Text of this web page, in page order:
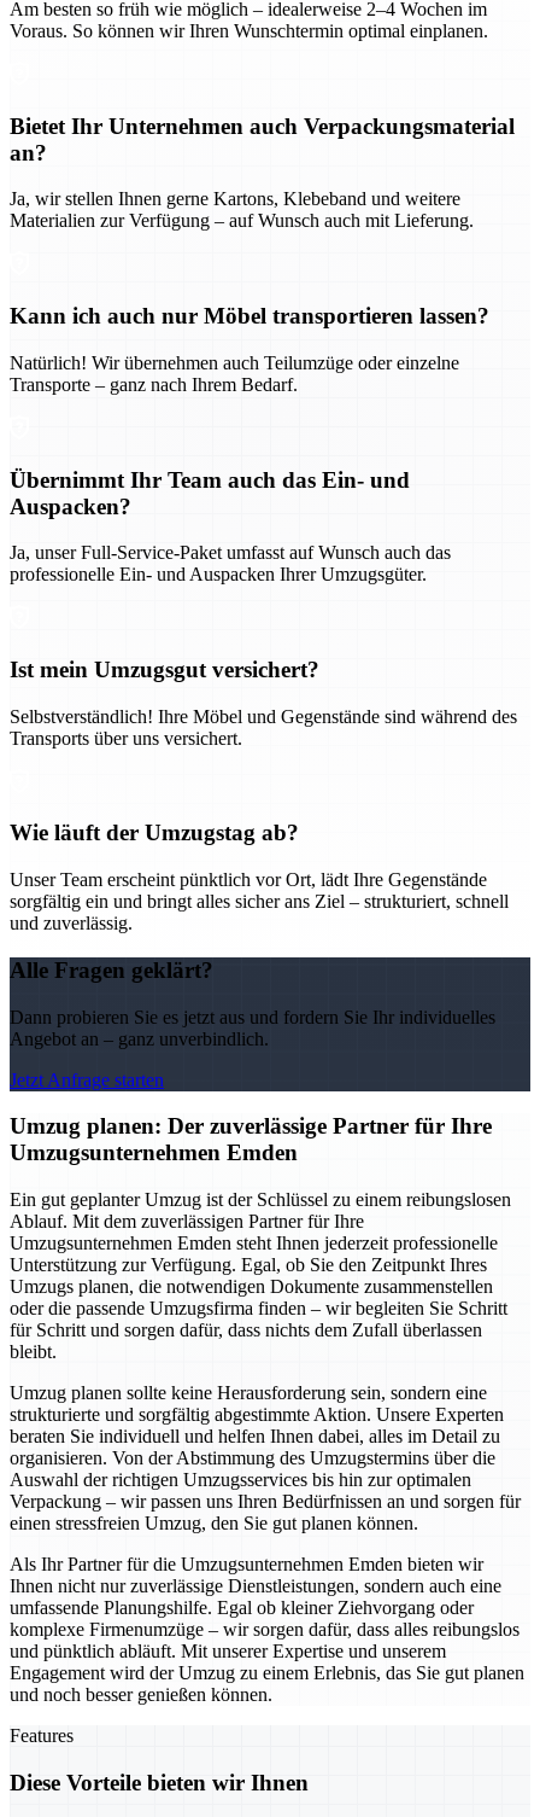
Am besten so früh wie möglich – idealerweise 2–4 Wochen im
Voraus. So können wir Ihren Wunschtermin optimal einplanen.
Bietet Ihr Unternehmen auch Verpackungsmaterial
an?
Ja, wir stellen Ihnen gerne Kartons, Klebeband und weitere
Materialien zur Verfügung – auf Wunsch auch mit Lieferung.
Kann ich auch nur Möbel transportieren lassen?
Natürlich! Wir übernehmen auch Teilumzüge oder einzelne
Transporte – ganz nach Ihrem Bedarf.
Übernimmt Ihr Team auch das Ein- und
Auspacken?
Ja, unser Full-Service-Paket umfasst auf Wunsch auch das
professionelle Ein- und Auspacken Ihrer Umzugsgüter.
Ist mein Umzugsgut versichert?
Selbstverständlich! Ihre Möbel und Gegenstände sind während des
Transports über uns versichert.
Wie läuft der Umzugstag ab?
Unser Team erscheint pünktlich vor Ort, lädt Ihre Gegenstände
sorgfältig ein und bringt alles sicher ans Ziel – strukturiert, schnell
und zuverlässig.
Alle Fragen geklärt?
Dann probieren Sie es jetzt aus und fordern Sie Ihr individuelles
Angebot an – ganz unverbindlich.
Jetzt Anfrage starten
Umzug planen: Der zuverlässige Partner für Ihre
Umzugsunternehmen Emden
Ein gut geplanter Umzug ist der Schlüssel zu einem reibungslosen
Ablauf. Mit dem zuverlässigen Partner für Ihre
Umzugsunternehmen Emden steht Ihnen jederzeit professionelle
Unterstützung zur Verfügung. Egal, ob Sie den Zeitpunkt Ihres
Umzugs planen, die notwendigen Dokumente zusammenstellen
oder die passende Umzugsfirma finden – wir begleiten Sie Schritt
für Schritt und sorgen dafür, dass nichts dem Zufall überlassen
bleibt.
Umzug planen sollte keine Herausforderung sein, sondern eine
strukturierte und sorgfältig abgestimmte Aktion. Unsere Experten
beraten Sie individuell und helfen Ihnen dabei, alles im Detail zu
organisieren. Von der Abstimmung des Umzugstermins über die
Auswahl der richtigen Umzugsservices bis hin zur optimalen
Verpackung – wir passen uns Ihren Bedürfnissen an und sorgen für
einen stressfreien Umzug, den Sie gut planen können.
Als Ihr Partner für die Umzugsunternehmen Emden bieten wir
Ihnen nicht nur zuverlässige Dienstleistungen, sondern auch eine
umfassende Planungshilfe. Egal ob kleiner Ziehvorgang oder
komplexe Firmenumzüge – wir sorgen dafür, dass alles reibungslos
und pünktlich abläuft. Mit unserer Expertise und unserem
Engagement wird der Umzug zu einem Erlebnis, das Sie gut planen
und noch besser genießen können.
Features
Diese Vorteile bieten wir Ihnen